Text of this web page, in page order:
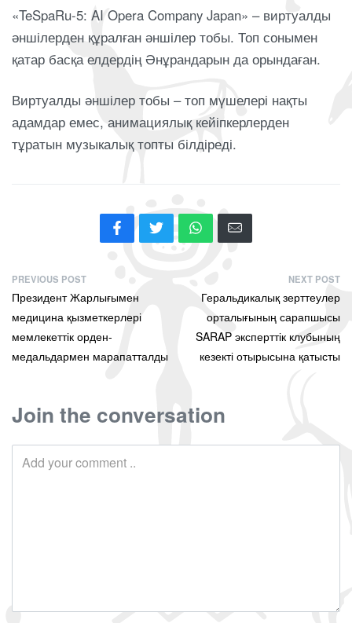
«TeSpaRu-5: AI Opera Company Japan» – виртуалды
әншілерден құралған әншілер тобы. Топ сонымен
қатар басқа елдердің Әнұрандарын да орындаған.
Виртуалды әншілер тобы – топ мүшелері нақты
адамдар емес, анимациялық кейіпкерлерден
тұратын музыкалық топты білдіреді.
PREVIOUS POST
Президент Жарлығымен
медицина қызметкерлері
мемлекеттік орден-
медальдармен марапатталды
NEXT POST
Геральдикалық зерттеулер
орталығының сарапшысы
SARAP эксперттік клубының
кезекті отырысына қатысты
Join the conversation